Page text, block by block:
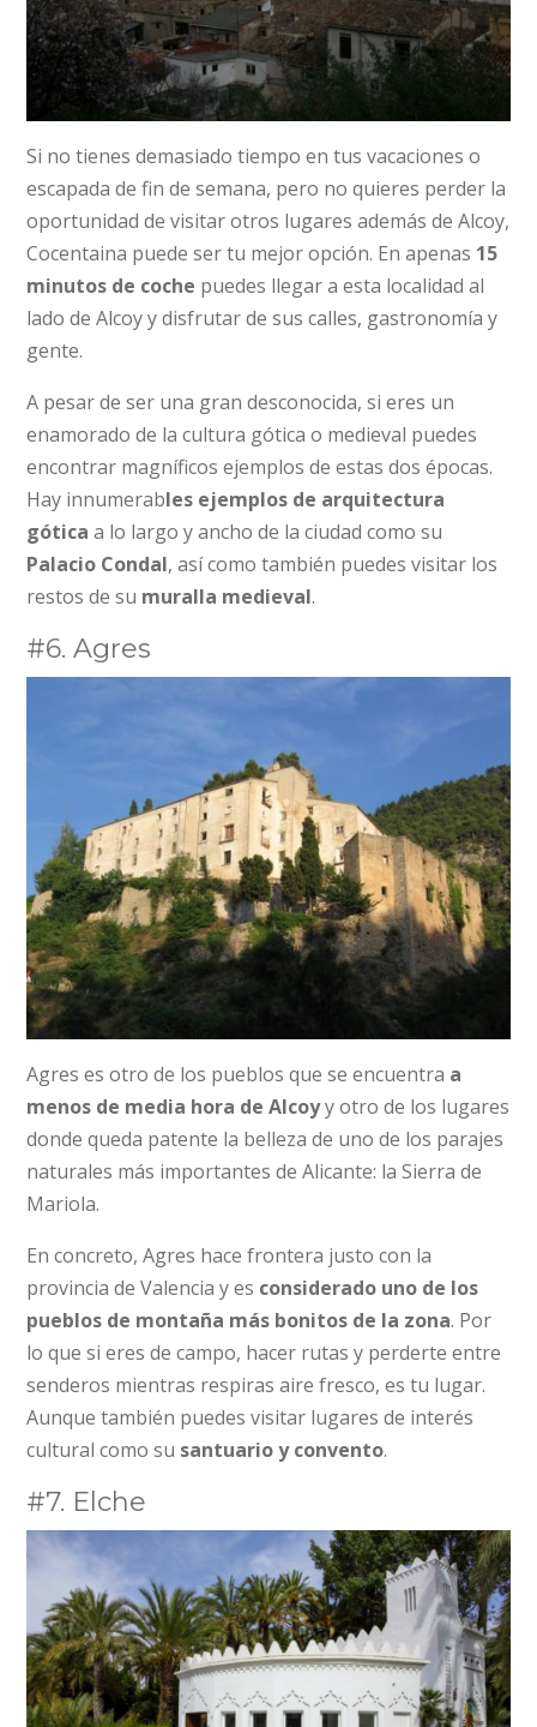
Si no tienes demasiado tiempo en tus vacaciones o
escapada de fin de semana, pero no quieres perder la
oportunidad de visitar otros lugares además de Alcoy,
Cocentaina puede ser tu mejor opción. En apenas 15
minutos de coche puedes llegar a esta localidad al
lado de Alcoy y disfrutar de sus calles, gastronomía y
gente.
A pesar de ser una gran desconocida, si eres un
enamorado de la cultura gótica o medieval puedes
encontrar magníficos ejemplos de estas dos épocas.
Hay innumerables ejemplos de arquitectura
gótica a lo largo y ancho de la ciudad como su
Palacio Condal, así como también puedes visitar los
restos de su muralla medieval.
#6. Agres
Agres es otro de los pueblos que se encuentra a
menos de media hora de Alcoyy otro de los lugares
donde queda patente la belleza de uno de los parajes
naturales más importantes de Alicante: la Sierra de
Mariola.
En concreto, Agres hace frontera justo con la
provincia de Valencia y es considerado uno de los
pueblos de montaña más bonitos de la zona. Por
lo que si eres de campo, hacer rutas y perderte entre
senderos mientras respiras aire fresco, es tu lugar.
Aunque también puedes visitar lugares de interés
cultural como su santuario y convento.
#7. Elche